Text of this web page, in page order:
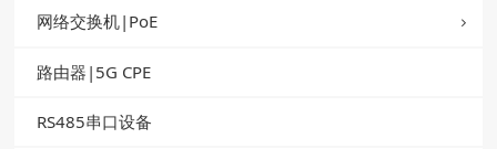
网络交换机|PoE
路由器|5G CPE
RS485串口设备